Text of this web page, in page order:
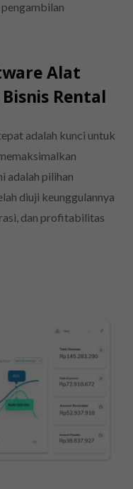
Alat
Rental
adalah kunci untuk
adalah pilihan
diuji keunggulannya
dan profitabilitas